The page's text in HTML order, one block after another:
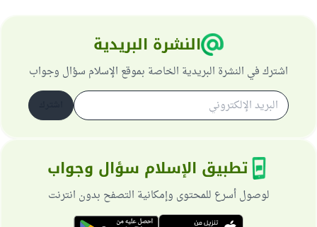
النشرة البريدية
اشترك في النشرة البريدية الخاصة بموقع الإسلام سؤال وجواب
تطبيق الإسلام سؤال وجواب
لوصول أسرع للمحتوى وإمكانية التصفح بدون انترنت